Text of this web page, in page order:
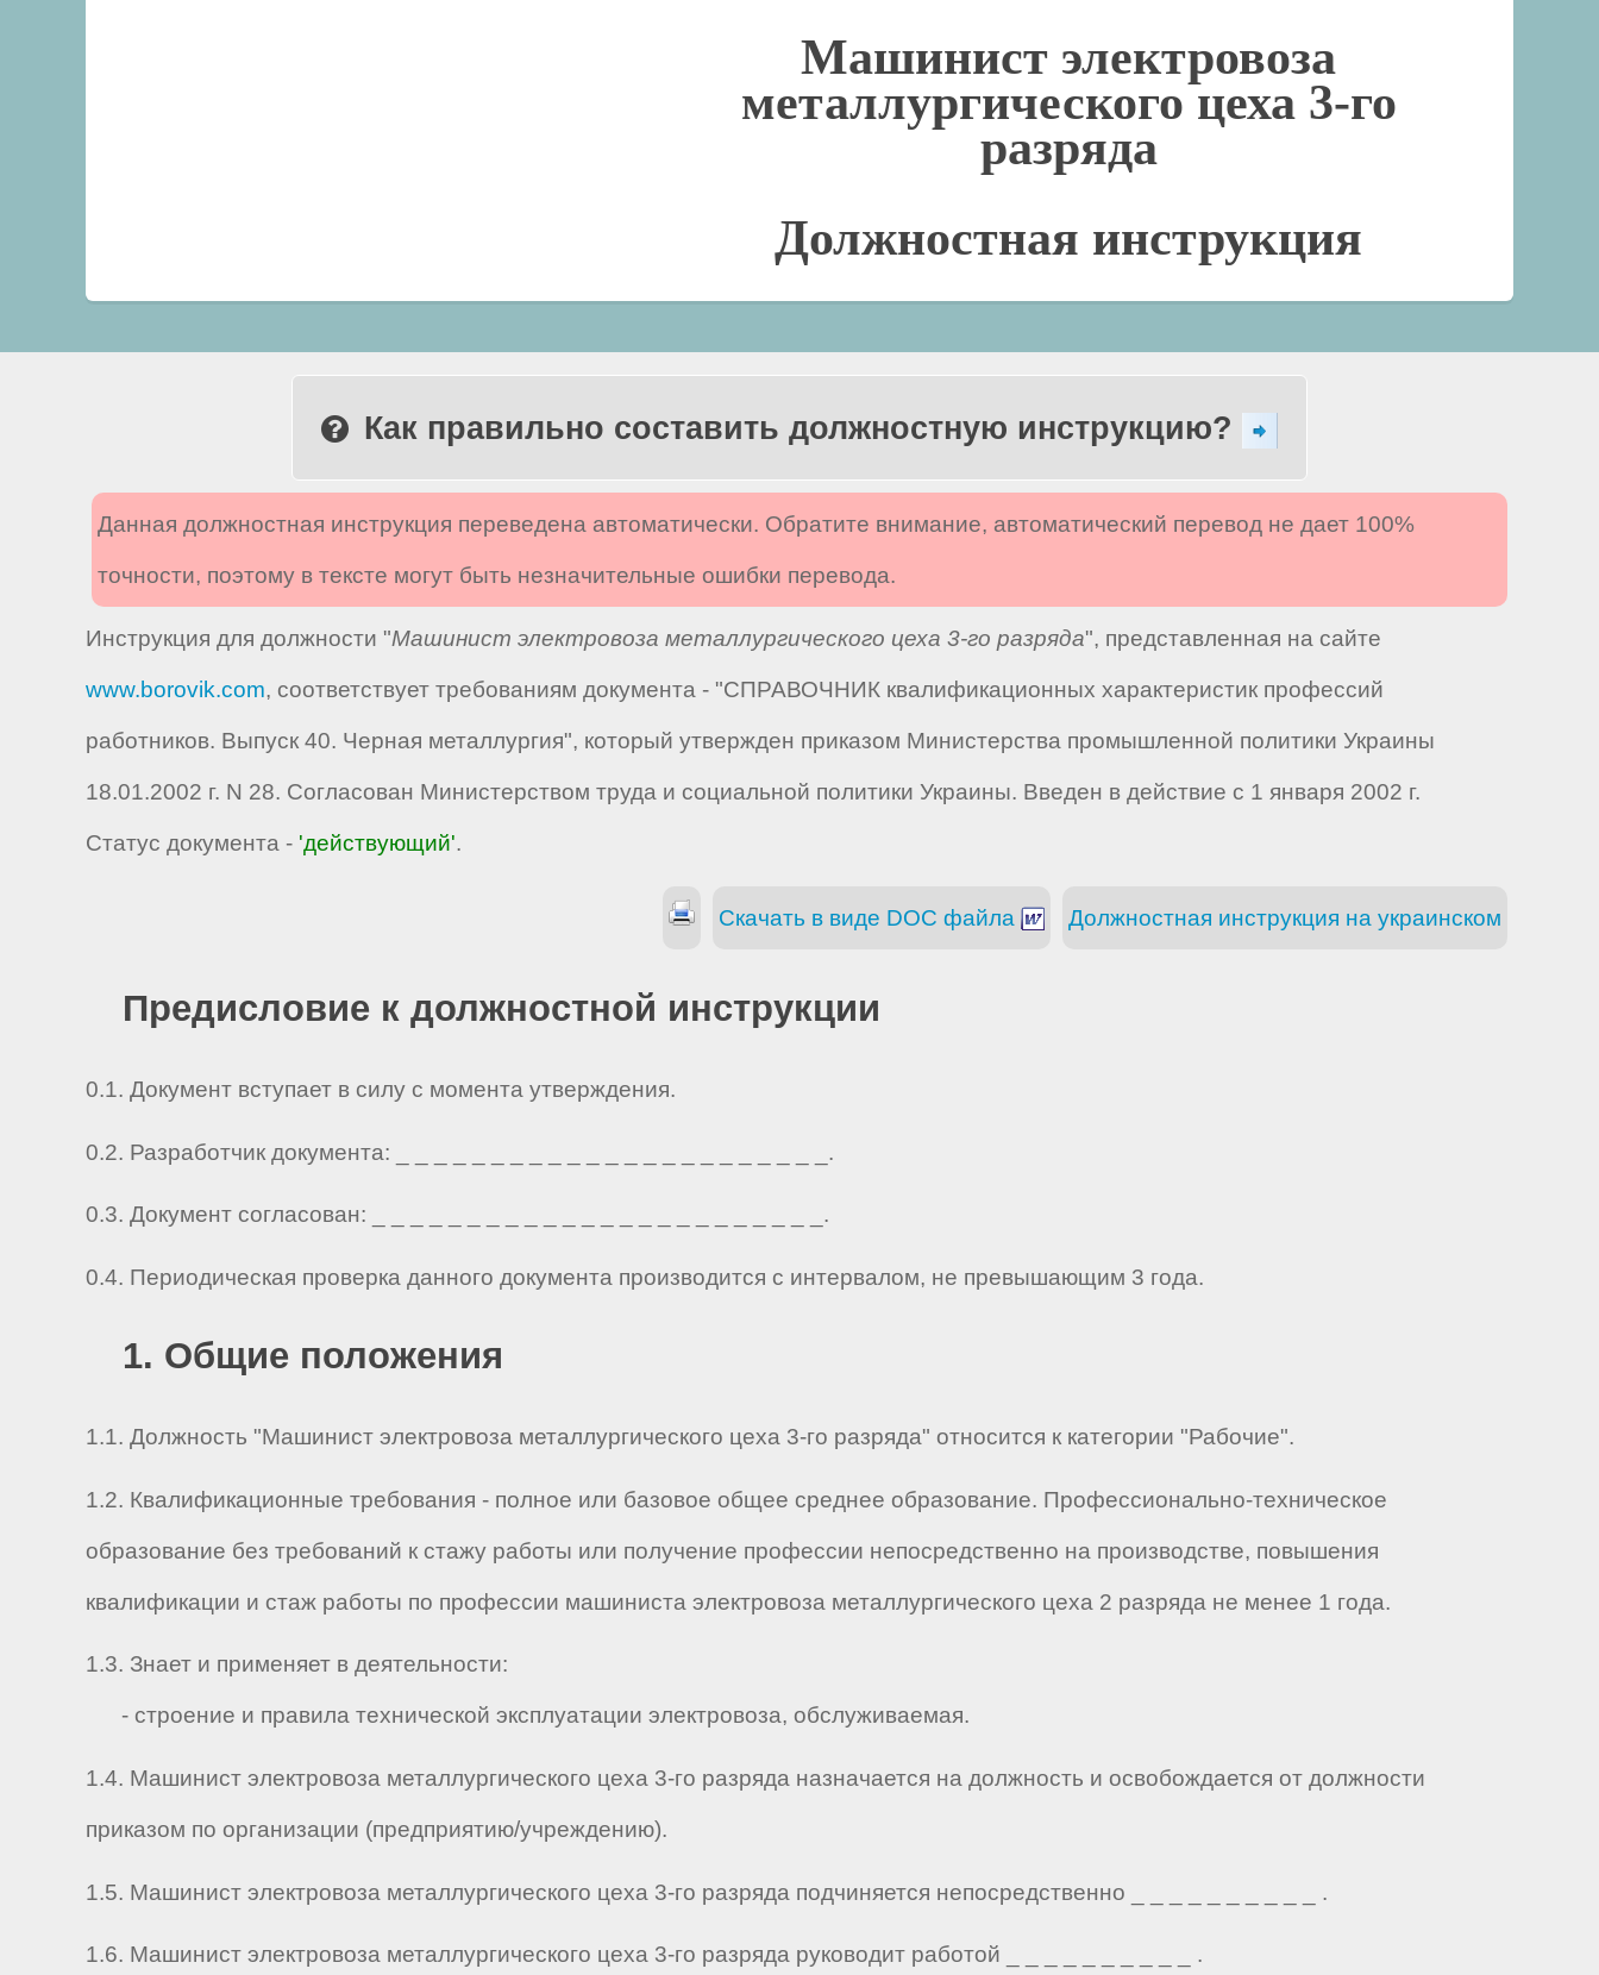
Машинист электровоза
металлургического цеха 3-го
разряда
Должностная инструкция
Как правильно составить должностную инструкцию?
Данная должностная инструкция переведена автоматически. Обратите внимание, автоматический перевод не дает 100%
точности, поэтому в тексте могут быть незначительные ошибки перевода.
Инструкция для должности "Машинист электровоза металлургического цеха 3-го разряда", представленная на сайте
www.borovik.com, соответствует требованиям документа - "СПРАВОЧНИК квалификационных характеристик профессий
работников. Выпуск 40. Черная металлургия", который утвержден приказом Министерства промышленной политики Украины
18.01.2002 г. N 28. Согласован Министерством труда и социальной политики Украины. Введен в действие с 1 января 2002 г.
Статус документа - 'действующий'.
Должностная инструкция на украинском
Скачать в виде DOC файла
Предисловие к должностной инструкции
0.1. Документ вступает в силу с момента утверждения.
0.2. Разработчик документа: _ _ _ _ _ _ _ _ _ _ _ _ _ _ _ _ _ _ _ _ _ _ _.
0.3. Документ согласован: _ _ _ _ _ _ _ _ _ _ _ _ _ _ _ _ _ _ _ _ _ _ _ _.
0.4. Периодическая проверка данного документа производится с интервалом, не превышающим 3 года.
1. Общие положения
1.1. Должность "Машинист электровоза металлургического цеха 3-го разряда" относится к категории "Рабочие".
1.2. Квалификационные требования - полное или базовое общее среднее образование. Профессионально-техническое
образование без требований к стажу работы или получение профессии непосредственно на производстве, повышения
квалификации и стаж работы по профессии машиниста электровоза металлургического цеха 2 разряда не менее 1 года.
1.3. Знает и применяет в деятельности:
- строение и правила технической эксплуатации электровоза, обслуживаемая.
1.4. Машинист электровоза металлургического цеха 3-го разряда назначается на должность и освобождается от должности
приказом по организации (предприятию/учреждению).
1.5. Машинист электровоза металлургического цеха 3-го разряда подчиняется непосредственно _ _ _ _ _ _ _ _ _ _ .
1.6. Машинист электровоза металлургического цеха 3-го разряда руководит работой _ _ _ _ _ _ _ _ _ _ .